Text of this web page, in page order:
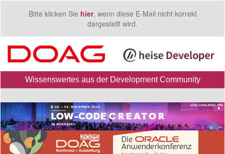
Bitte klicken Sie hier, wenn diese E-Mail nicht korrekt
dargestellt wird.
Wissenswertes aus der Development Community